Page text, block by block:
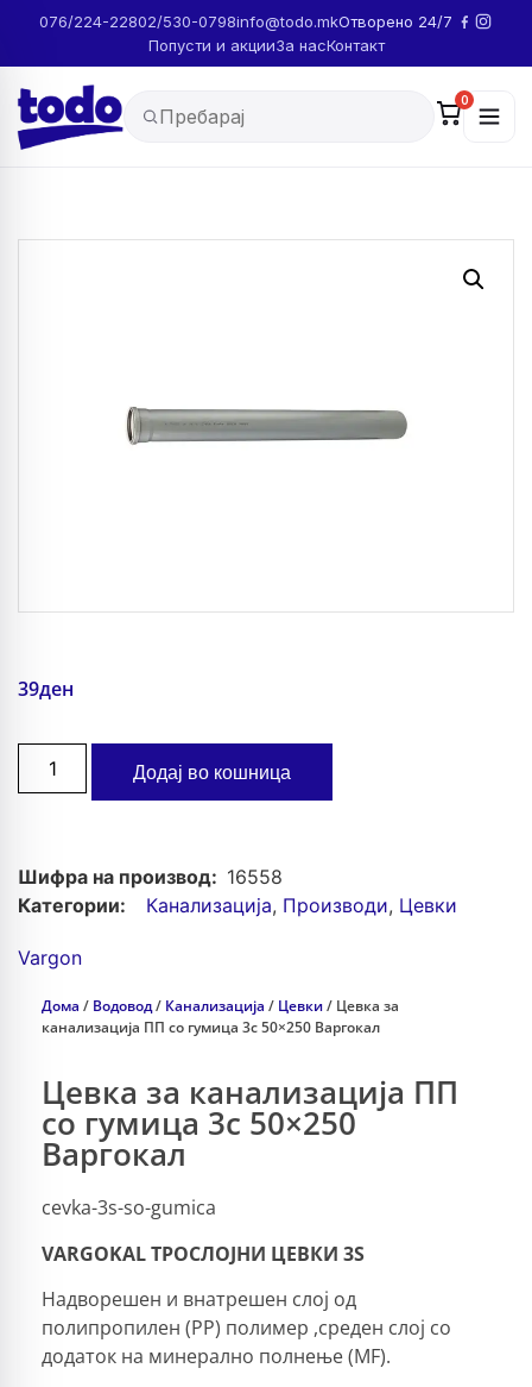
076/224-22802/530-0798info@todo.mkОтворено 24/7
Попусти и акцииЗа насКонтакт
0
39ден
Додај во кошница
Шифра на производ: 16558
Категории:
Канализација, Производи, Цевки
Vargon
Дома / Водовод/ Канализација / Цевки/ Цевка за
канализација ПП со гумица 3с 50×250 Варгокал
Цевка за канализација ПП
со гумица 3с 50×250
Варгокал
cevka-3s-so-gumica
VARGOKALТРОСЛОЈНИ ЦЕВКИ 3S
Надворешен и внатрешен слој од
полипропилен (PP) полимер ,среден слој со
додаток на минерално полнење (MF).